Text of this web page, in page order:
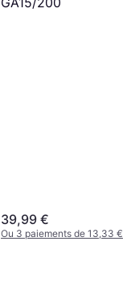
39,99 €
Ou 3 paiements de 13,33 €